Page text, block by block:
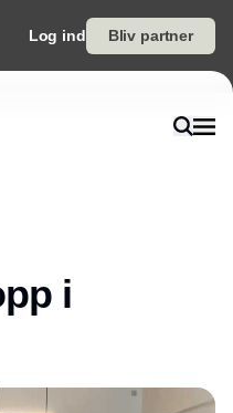
Log ind Bliv partner
i